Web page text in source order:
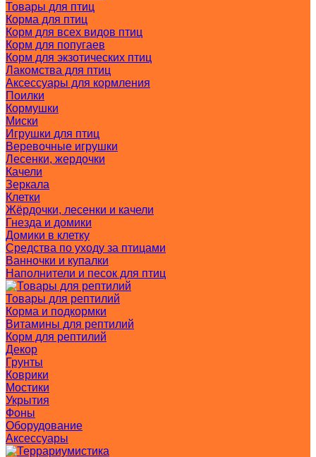
Товары для птиц
Корма для птиц
Корм для всех видов птиц
Корм для попугаев
Корм для экзотических птиц
Лакомства для птиц
Аксессуары для кормления
Поилки
Кормушки
Миски
Игрушки для птиц
Веревочные игрушки
Лесенки, жердочки
Качели
Зеркала
Клетки
Жёрдочки, лесенки и качели
Гнезда и домики
Домики в клетку
Средства по уходу за птицами
Ванночки и купалки
Наполнители и песок для птиц
Товары для рептилий
Корма и подкормки
Витамины для рептилий
Корм для рептилий
Декор
Грунты
Коврики
Мостики
Укрытия
Фоны
Оборудование
Аксессуары